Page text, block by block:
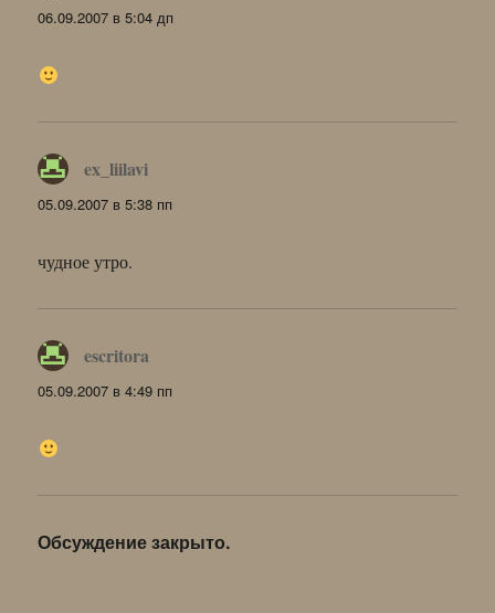
06.09.2007 в 5:04 дп
ex_liilavi
05.09.2007 в 5:38 пп
чудное утро.
escritora
05.09.2007 в 4:49 пп
Обсуждение закрыто.